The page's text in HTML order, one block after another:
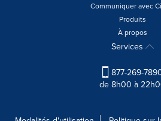
Communiquer avec
Produits
À propos
Services
877-269-
de 8h00 à